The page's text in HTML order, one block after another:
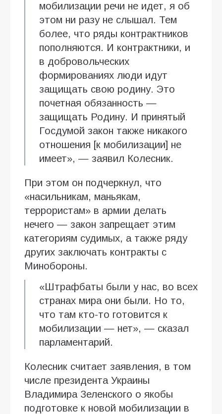
мобилизации речи не идет, я об
этом ни разу не слышал. Тем
более, что ряды контрактников
пополняются. И контрактники, и
в добровольческих
формированиях люди идут
защищать свою родину. Это
почетная обязанность —
защищать Родину. И принятый
Госдумой закон также никакого
отношения [к мобилизации] не
имеет», — заявил Колесник.
При этом он подчеркнул, что
«насильникам, маньякам,
террористам» в армии делать
нечего — закон запрещает этим
категориям судимых, а также ряду
других заключать контракты с
Минобороны.
«Штрафбаты были у нас, во всех
странах мира они были. Но то,
что там кто-то готовится к
мобилизации — нет», — сказал
парламентарий.
Колесник считает заявления, в том
числе президента Украины
Владимира Зеленского о якобы
подготовке к новой мобилизации в